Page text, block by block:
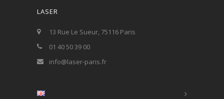
LASER
13 Rue Le Sueur, 75116 Paris
01 40 50 39 00
info@laser-paris.fr